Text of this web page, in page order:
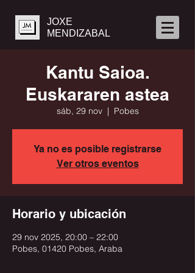
JOXE
MENDIZABAL
Kantu Saioa.
Euskararen astea
sáb, 29 nov
  |
Pobes
Ya no es posible registrarse
Ver otros eventos
Horario y ubicación
29 nov 2025, 20:00 – 22:00
Pobes, 01420 Pobes, Araba